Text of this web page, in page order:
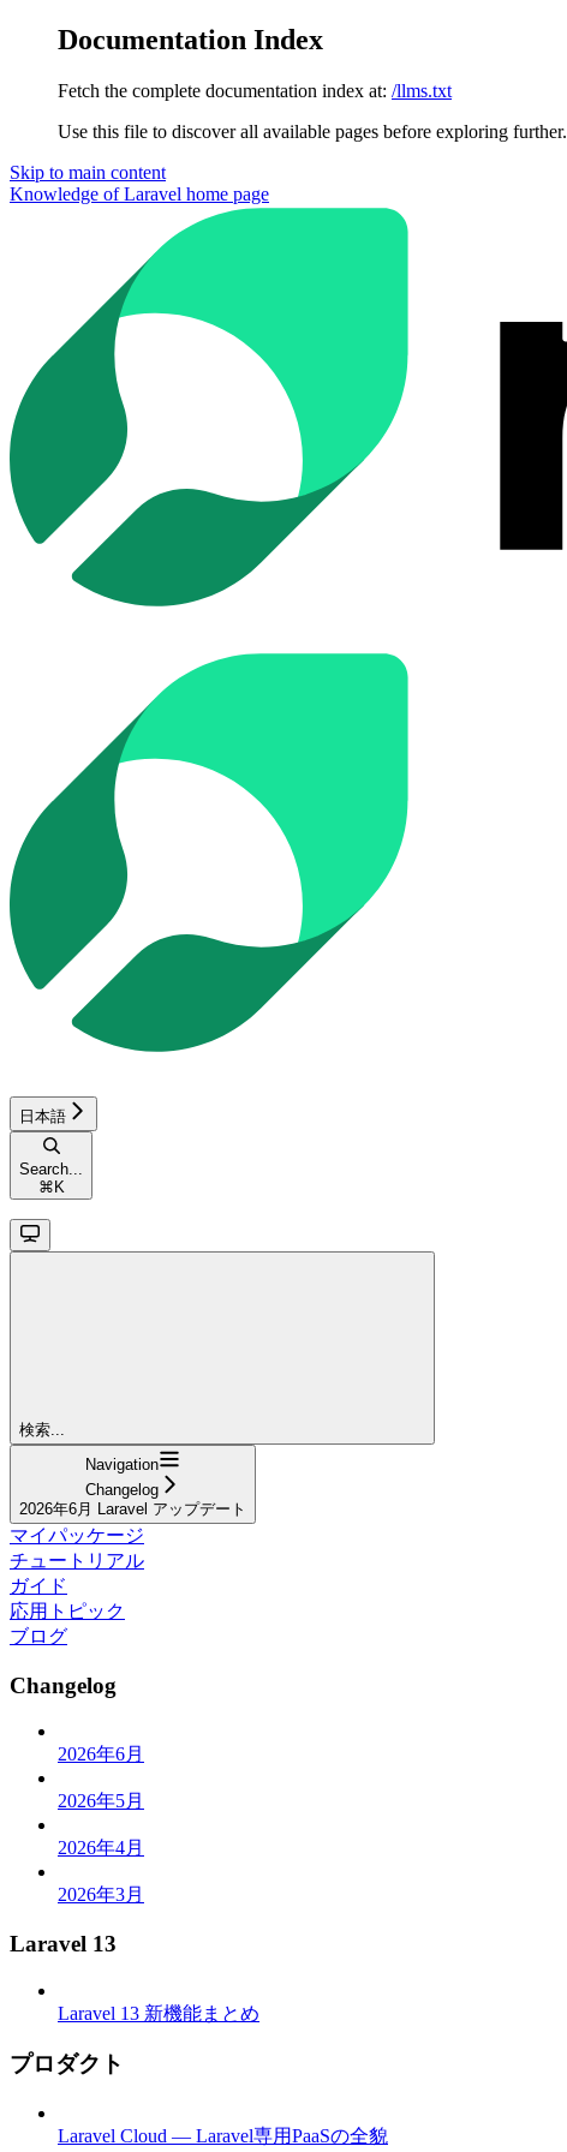
Documentation Index
Fetch the complete documentation index at: /llms.txt
Use this file to discover all available pages before exploring further.
Skip to main content
Knowledge of Laravel home page
日本語
Search...
⌘ K
検索...
Navigation
Changelog
2026年6月 Laravel アップデート
マイパッケージ
チュートリアル
ガイド
応用トピック
ブログ
Changelog
2026年6月
2026年5月
2026年4月
2026年3月
Laravel 13
Laravel 13 新機能まとめ
プロダクト
Laravel Cloud — Laravel専用PaaSの全貌